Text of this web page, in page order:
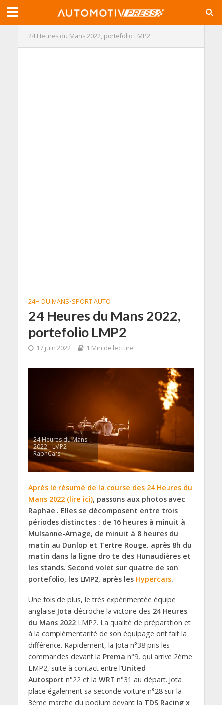
24 Heures du Mans 2022, portefolio LMP2
24H DU MANS•SPORT AUTO
24 Heures du Mans 2022,
portefolio LMP2
17 juin 2022 1 Min de lecture
24 Heures du Mans
2022 - LMP2 -
RaphCars
Après le résumé de la course des 24 Heures du
Mans 2022 (lire ici), passons aux photos avec
Raphael. Elles se décomposent entre trois
périodes distinctes : de 16 heures à minuit à
Mulsanne-Arnage, de minuit à 8 heures du
matin au Dunlop et Tertre Rouge, après 8h du
matin dans la ligne droite des Hunaudières et
les stands. Second volet sur quatre de son
portefolio, les LMP2, après les Hypercars.
Une fois de plus, le très expérimentée équipe
anglaise Jota décroche la victoire des 24 Heures
du Mans 2022LMP2. La qualité de préparation et
à la complémentarité de son équipage ont fait la
différence. Rapidement, la Jota n°38 pris les
commandes devant la Prema n°9, qui arrive 2ème
LMP2, suite à contact entre l’United
Autosport n°22 et la WRT n°31 au départ. Jota
place également sa seconde voiture n°28 sur la
3ème marche du podium devant la TDS Racing x